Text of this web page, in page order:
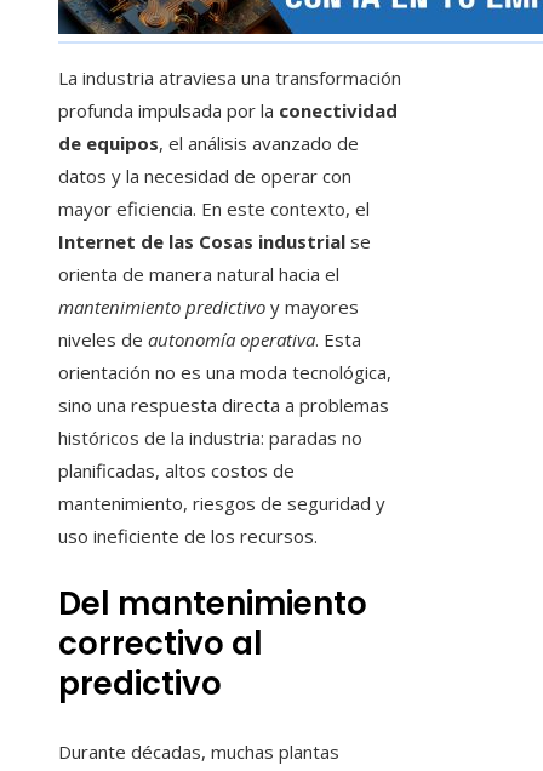
La industria atraviesa una transformación
profunda impulsada por la conectividad
de equipos, el análisis avanzado de
datos y la necesidad de operar con
mayor eficiencia. En este contexto, el
Internet de las Cosas industrial se
orienta de manera natural hacia el
mantenimiento predictivo y mayores
niveles de autonomía operativa. Esta
orientación no es una moda tecnológica,
sino una respuesta directa a problemas
históricos de la industria: paradas no
planificadas, altos costos de
mantenimiento, riesgos de seguridad y
uso ineficiente de los recursos.
Del mantenimiento
correctivo al
predictivo
Durante décadas, muchas plantas